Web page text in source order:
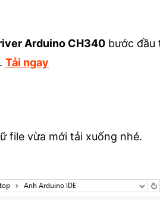
Arduino CH340 bước đầu
Tải ngay
file vừa mới tải xuống nhé.